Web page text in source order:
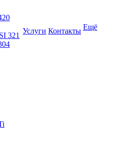
321
Услуги Контакты Ещё